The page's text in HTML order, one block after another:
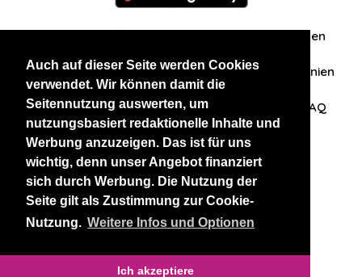
Auch auf dieser Seite werden Cookies
verwendet. Wir können damit die
Seitennutzung auswerten, um
nutzungsbasiert redaktionelle Inhalte und
Werbung anzuzeigen. Das ist für uns
wichtig, denn unser Angebot finanziert
sich durch Werbung. Die Nutzung der
Seite gilt als Zustimmung zur Cookie-
Nutzung. Weitere Infos und Optionen
Ich akzeptiere
Zuschriften/Erfahrungen
Datenschutzerklärung AGB Datenschutzrichtlinien
Nehmen Sie Kontakt mit uns auf FAQ
Unsere anderen Websites
BlackAndBeauties RussianKisses
Copyright 2026 thaidatevip